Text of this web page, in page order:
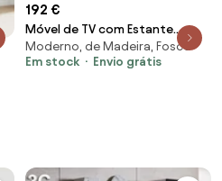
192 €
Móvel de TV com Estante
Dolunay – Branco (164,4 x 91,3 x
25 cm) | Eleg
Moderno, de Madeira, Fosco
Em stock
Envio grátis